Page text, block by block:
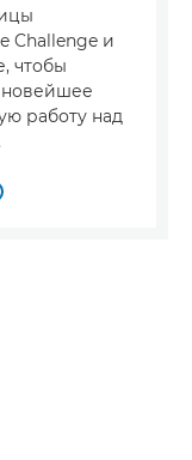
Challenge и
чтобы
новейшее
работу над